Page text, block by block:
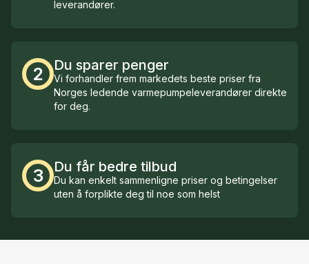
leverandører.
2 Du sparer penger
Vi forhandler frem markedets beste priser fra
Norges ledende varmepumpeleverandører direkte
for deg.
3 Du får bedre tilbud
Du kan enkelt sammenligne priser og betingelser
uten å forplikte deg til noe som helst